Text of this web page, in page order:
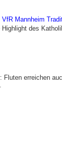
Mannheim
des
erreichen